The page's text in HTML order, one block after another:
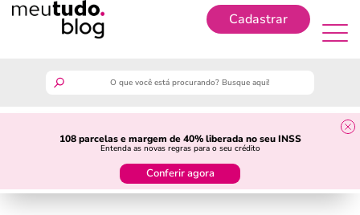
Cadastrar
108 parcelas e margem de 40% liberada no seu INSS
Entenda as novas regras para o seu crédito
Conferir agora
guia do trabalhador